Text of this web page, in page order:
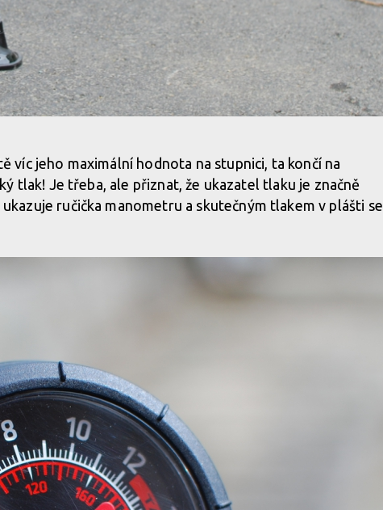
víc jeho maximální hodnota na stupnici, ta končí na
tlak! Je třeba, ale přiznat, že ukazatel tlaku je značně
ručička manometru a skutečným tlakem v plášti se